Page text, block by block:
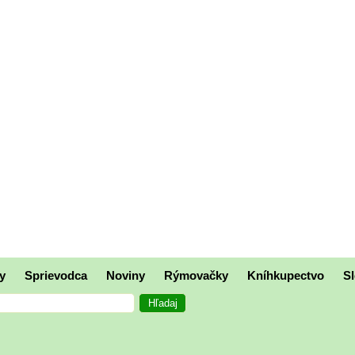
Sprievodca Noviny Rýmovačky Kníhkupectvo